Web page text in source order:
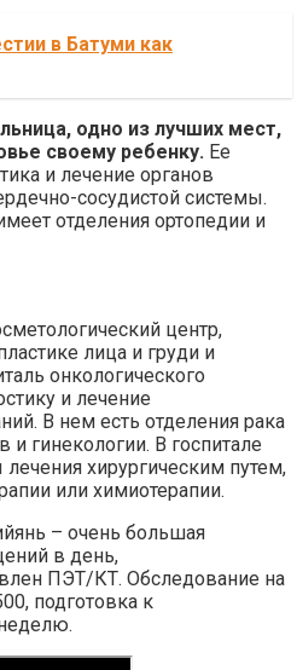
в Батуми как
одно из лучших мест,
своему ребенку. Ее
и лечение органов
сосудистой системы.
отделения ортопедии и
центр,
лица и груди и
онкологического
и лечение
В нем есть отделения рака
и гинекологии. В госпитале
хирургическим путем,
или химиотерапии.
– очень большая
в день,
ПЭТ/КТ. Обследование на
подготовка к